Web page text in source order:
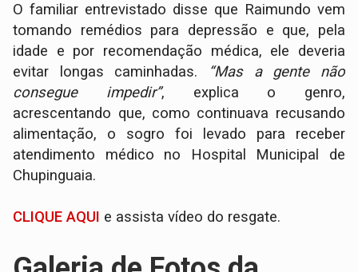
O familiar entrevistado disse que Raimundo vem
tomando remédios para depressão e que, pela
idade e por recomendação médica, ele deveria
evitar longas caminhadas.
“Mas a gente não
consegue impedir”, explica o genro,
acrescentando que, como continuava recusando
alimentação, o sogro foi levado para receber
atendimento médico no Hospital Municipal de
Chupinguaia.
CLIQUE AQUI e assista vídeo do resgate.